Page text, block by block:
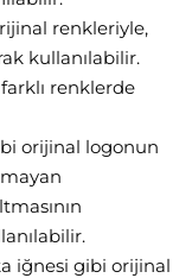
renkleriyle,
kullanılabilir.
renklerde
orijinal logonun
iğnesi gibi orijinal